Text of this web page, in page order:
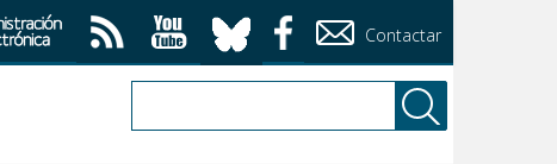
Contactar